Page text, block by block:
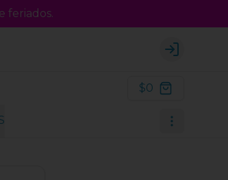
feriados.
Login
$0